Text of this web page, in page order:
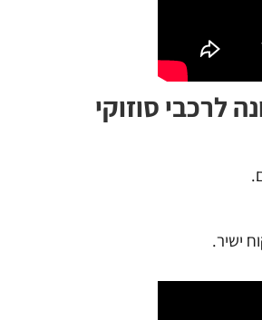
לרכבי סוזוקי
ישיר.